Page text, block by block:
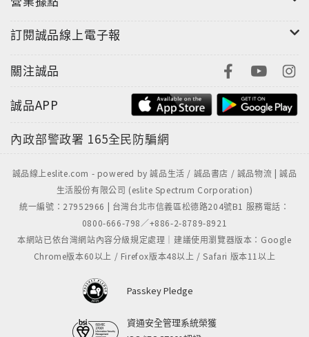
訂閱誠品線上電子報
關注誠品
誠品APP
內政部警政署 165全民防騙網
誠品線上eslite.com - powered by 誠品生活 / 誠品書店 / 誠品物流 | 誠品
生活股份有限公司 (eslite Spectrum Corporation)
統一編號：27952966 | 台灣台北市信義區松德路204號B1 服務電話：
0800-666-798／+886-2-8789-8921
本網站已依台灣網站內容分級規定處理｜建議使用瀏覽器版本：Google
Chrome版本60以上 / Firefox版本48以上 / Safari 版本11以上
Passkey Pledge
資通安全管理系統榮獲